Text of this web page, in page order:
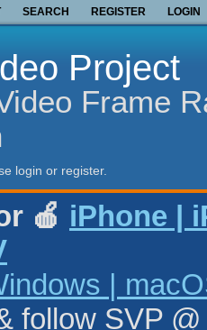
SEARCH REGISTER LOGIN
Project
Frame
login or register.
🍎 iPhone |
|
follow SVP